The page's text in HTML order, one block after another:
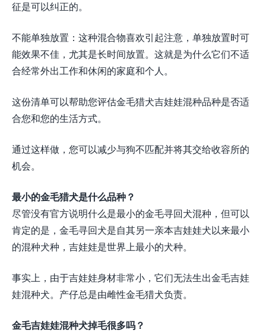
征是可以纠正的。
不能单独放置：这种混合物喜欢引起注意，单独放置时可
能效果不佳，尤其是长时间放置。这就是为什么它们不适
合经常外出工作和休闲的家庭和个人。
这份清单可以帮助您评估金毛猎犬吉娃娃混种品种是否适
合您和您的生活方式。
通过这样做，您可以减少与狗不匹配并将其交给收容所的
机会。
最小的金毛猎犬是什么品种？
尽管没有官方说明什么是最小的金毛寻回犬混种，但可以
肯定的是，金毛寻回犬是自其另一亲本吉娃娃犬以来最小
的混种犬种，吉娃娃是世界上最小的犬种。
事实上，由于吉娃娃身材非常小，它们无法生出金毛吉娃
娃混种犬。产仔总是由雌性金毛猎犬负责。
金毛吉娃娃混种犬掉毛很多吗？